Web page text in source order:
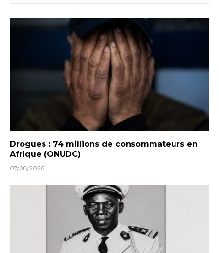
Drogues : 74 millions de consommateurs en
Afrique (ONUDC)
07/08/2026